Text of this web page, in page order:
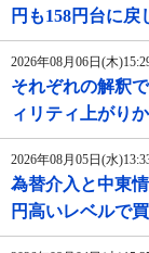
円も158円台に
2026年08月06日(木
それぞれの解釈
ィリティ上がり
2026年08月05日(水
為替介入と中東
円高いレベルで